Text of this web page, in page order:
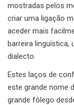
mostradas pelos
criar uma ligação
aceder mais
barreira linguística,
dialecto.
Estes laços de
este grande nome
grande fôlego